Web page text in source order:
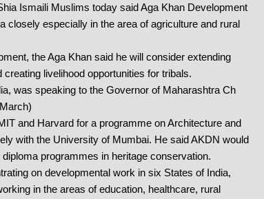
Ismaili Muslims today said Aga Khan Development
especially in the area of agriculture and rural
the Aga Khan said he will consider extending
livelihood opportunities for tribals.
was speaking to the Governor of Maharashtra Ch
and Harvard for a programme on Architecture and
with the University of Mumbai. He said AKDN would
programmes in heritage conservation.
on developmental work in six States of India,
in the areas of education, healthcare, rural